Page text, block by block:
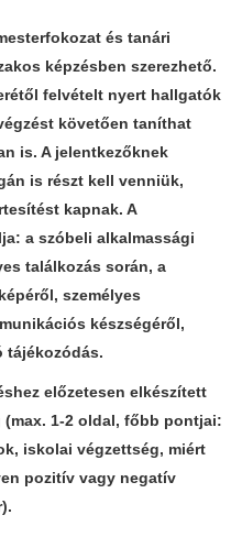
és tanári
képzésben szerezhető.
felvételt nyert hallgatók
követően taníthat
is. A jelentkezőknek
is részt kell venniük,
kapnak. A
a szóbeli alkalmassági
találkozás során, a
személyes
készségéről,
tájékozódás.
előzetesen elkészített
1-2 oldal, főbb pontjai:
iskolai végzettség, miért
pozitív vagy negatív